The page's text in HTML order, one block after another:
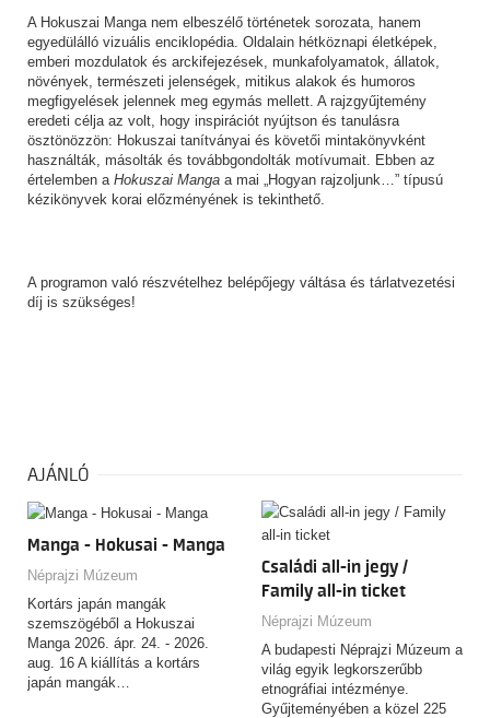
A Hokuszai Manga nem elbeszélő történetek sorozata, hanem
egyedülálló vizuális enciklopédia. Oldalain hétköznapi életképek,
emberi mozdulatok és arckifejezések, munkafolyamatok, állatok,
növények, természeti jelenségek, mitikus alakok és humoros
megfigyelések jelennek meg egymás mellett. A rajzgyűjtemény
eredeti célja az volt, hogy inspirációt nyújtson és tanulásra
ösztönözzön: Hokuszai tanítványai és követői mintakönyvként
használták, másolták és továbbgondolták motívumait. Ebben az
értelemben a Hokuszai Manga a mai „Hogyan rajzoljunk…” típusú
kézikönyvek korai előzményének is tekinthető.
A programon való részvételhez belépőjegy váltása és tárlatvezetési
díj is szükséges!
AJÁNLÓ
Manga - Hokusai - Manga
Néprajzi Múzeum
Kortárs japán mangák
szemszögéből a Hokuszai
Manga 2026. ápr. 24. - 2026.
aug. 16 A kiállítás a kortárs
japán mangák…
Családi all-in jegy /
Family all-in ticket
Néprajzi Múzeum
A budapesti Néprajzi Múzeum a
világ egyik legkorszerűbb
etnográfiai intézménye.
Gyűjteményében a közel 225